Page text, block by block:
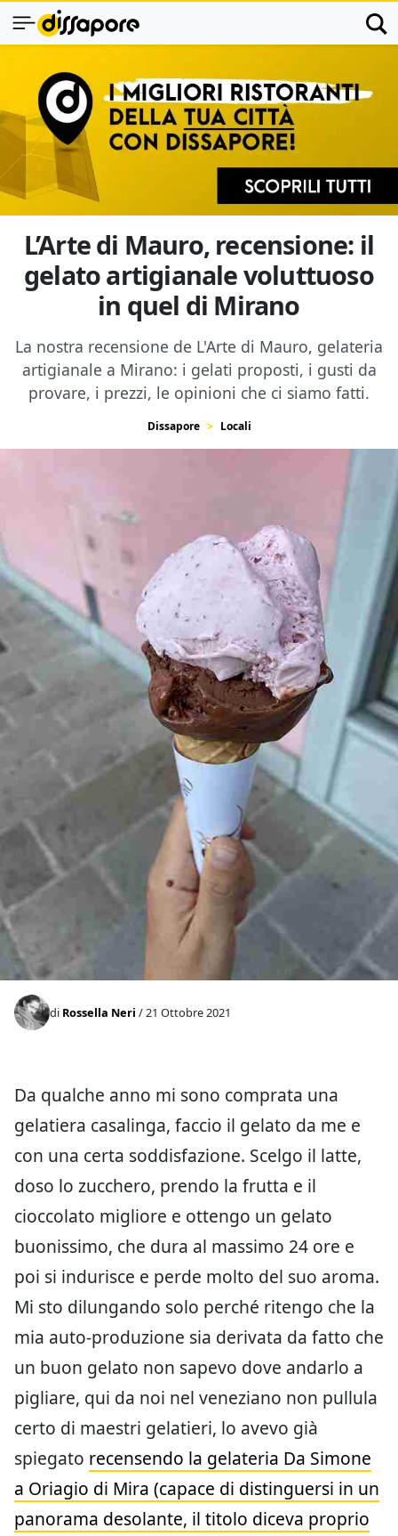
L’Arte di Mauro, recensione: il
gelato artigianale voluttuoso
in quel di Mirano
La nostra recensione de L'Arte di Mauro, gelateria
artigianale a Mirano: i gelati proposti, i gusti da
provare, i prezzi, le opinioni che ci siamo fatti.
Dissapore Locali
di Rossella Neri / 21 Ottobre 2021
Da qualche anno mi sono comprata una
gelatiera casalinga, faccio il gelato da me e
con una certa soddisfazione. Scelgo il latte,
doso lo zucchero, prendo la frutta e il
cioccolato migliore e ottengo un gelato
buonissimo, che dura al massimo 24 ore e
poi si indurisce e perde molto del suo aroma.
Mi sto dilungando solo perché ritengo che la
mia auto-produzione sia derivata da fatto che
un buon gelato non sapevo dove andarlo a
pigliare, qui da noi nel veneziano non pullula
certo di maestri gelatieri, lo avevo già
spiegato recensendo la gelateria Da Simone
a Oriagio di Mira (capace di distinguersi in un
panorama desolante, il titolo diceva proprio